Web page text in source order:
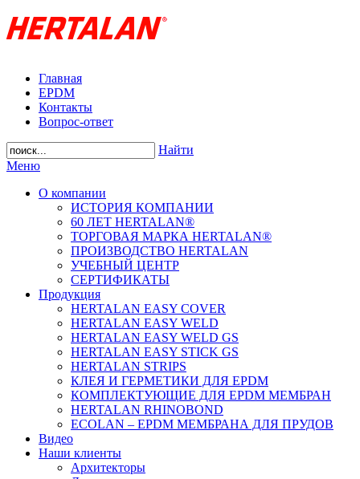
Главная
EPDM
Контакты
Вопрос-ответ
Найти
Меню
О компании
ИСТОРИЯ КОМПАНИИ
60 ЛЕТ HERTALAN®
ТОРГОВАЯ МАРКА HERTALAN®
ПРОИЗВОДСТВО HERTALAN
УЧЕБНЫЙ ЦЕНТР
СЕРТИФИКАТЫ
Продукция
HERTALAN EASY COVER
HERTALAN EASY WELD
HERTALAN EASY WELD GS
HERTALAN EASY STICK GS
HERTALAN STRIPS
КЛЕЯ И ГЕРМЕТИКИ ДЛЯ EPDM
КОМПЛЕКТУЮЩИЕ ДЛЯ EPDM МЕМБРАН
HERTALAN RHINOBOND
ECOLAN – EPDM МЕМБРАНА ДЛЯ ПРУДОВ
Видео
Наши клиенты
Архитекторы